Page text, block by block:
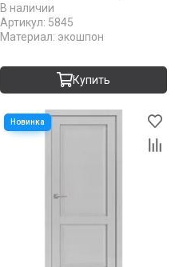
В наличии
Артикул: 5845
Материал: экошпон
Купить